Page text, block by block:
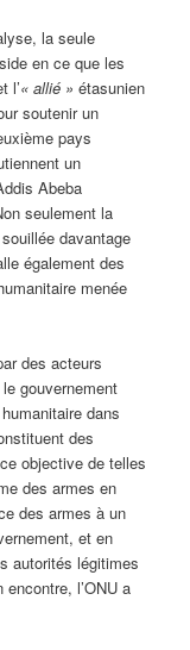
la seule
en ce que les
l’« allié » étasunien
soutenir un
pays
un
Abeba
seulement la
davantage
également des
menée
des acteurs
gouvernement
dans
des
objective de telles
des armes en
des armes à un
et en
autorités légitimes
l’ONU a